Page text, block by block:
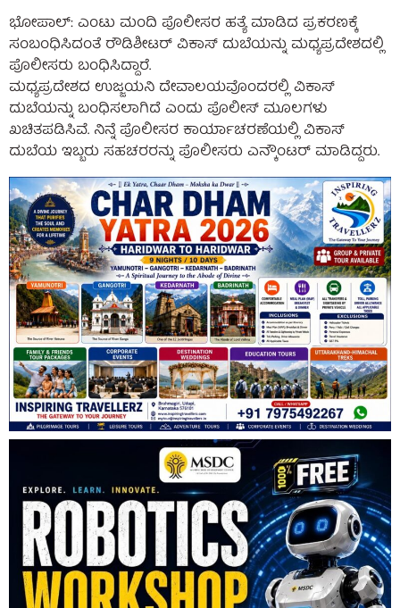
ಭೋಪಾಲ್: ಎಂಟು ಮಂದಿ ಪೊಲೀಸರ ಹತ್ಯೆ ಮಾಡಿದ ಪ್ರಕರಣಕ್ಕೆ
ಸಂಬಂಧಿಸಿದಂತೆ ರೌಡಿಶೀಟರ್ ವಿಕಾಸ್ ದುಬೆಯನ್ನು ಮಧ್ಯಪ್ರದೇಶದಲ್ಲಿ
ಪೊಲೀಸರು ಬಂಧಿಸಿದ್ದಾರೆ.
ಮಧ್ಯಪ್ರದೇಶದ ಉಜ್ಜಯನಿ ದೇವಾಲಯವೊಂದರಲ್ಲಿ ವಿಕಾಸ್
ದುಬೆಯನ್ನು ಬಂಧಿಸಲಾಗಿದೆ ಎಂದು ಪೊಲೀಸ್ ಮೂಲಗಳು
ಖಚಿತಪಡಿಸಿವೆ. ನಿನ್ನೆ ಪೊಲೀಸರ ಕಾರ್ಯಾಚರಣೆಯಲ್ಲಿ ವಿಕಾಸ್
ದುಬೆಯ ಇಬ್ಬರು ಸಹಚರರನ್ನು ಪೊಲೀಸರು ಎನ್ಕೌಂಟರ್ ಮಾಡಿದ್ದರು.